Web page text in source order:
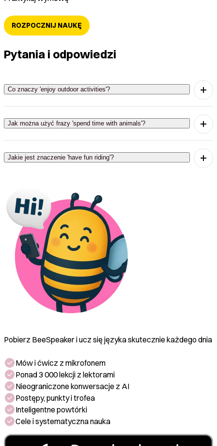
ROZPOCZNIJ NAUKĘ
Pytania i odpowiedzi
Co znaczy 'enjoy outdoor activities'?
'Enjoy outdoor activities' oznacza 'cieszyć się
aktywnościami na świeżym powietrzu'.
Jak można użyć frazy 'spend time with animals'?
'Spend time with animals' oznacza 'spędzać czas
ze zwierzętami'.
Jakie jest znaczenie 'have fun riding'?
Pobierz BeeSpeaker i ucz się języka skutecznie każdego dnia
Mów i ćwicz z mikrofonem
Ponad 3 000 lekcji z lektorami
Nieograniczone konwersacje z AI
Postępy, punkty i trofea
Inteligentne powtórki
Cele i systematyczna nauka